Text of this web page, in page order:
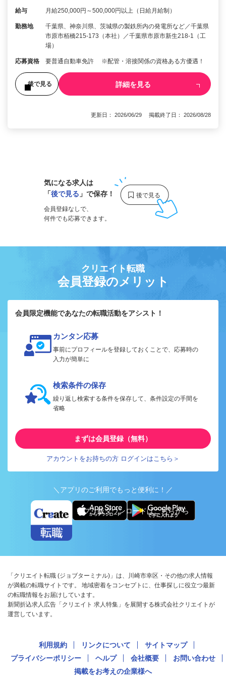
給与 月給250,000円～500,000円以上（日給月給制）
勤務地
千葉県、神奈川県、茨城県の製鉄所内の発電所など／千葉県
市原市栢橋215-173（本社）／千葉県市原市新生218-1（工
場）
応募資格 要普通自動車免許 ※配管・溶接関係の資格ある方優遇！
後で見る 詳細を見る
更新日： 2026/06/29 掲載終了日： 2026/08/28
気になる求人は
「後で見る 」で保存！
会員登録なしで、
何件でも応募できます。
クリエイト転職
会員登録のメリット
会員限定機能であなたの転職活動をアシスト！
カンタン応募
事前にプロフィールを登録しておくことで、応募時の
入力が簡単に
検索条件の保存
繰り返し検索する条件を保存して、条件設定の手間を
省略
まずは会員登録（無料）
アカウントをお持ちの方 ログインはこちら＞
＼アプリのご利用でもっと便利に！／
アプリ版ダウンロードはこちらから
「クリエイト転職 (ジョブターミナル)」は、川崎市幸区・その他の求人情報
が満載の転職サイトです。 地域密着をコンセプトに、仕事探しに役立つ最新
の転職情報をお届けしています。
新聞折込求人広告「クリエイト 求人特集」を展開する株式会社クリエイトが
運営しています。
利用規約 リンクについて
サイトマップ
プライバシーポリシー
ヘルプ 会社概要
お問い合わせ
掲載をお考えの企業様へ